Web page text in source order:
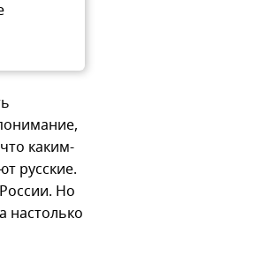
каким-
русские.
Но
настолько